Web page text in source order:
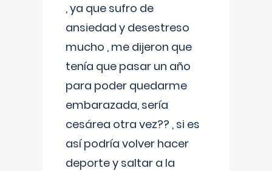
, ya que sufro de
ansiedad y desestreso
mucho , me dijeron que
tenía que pasar un año
para poder quedarme
embarazada, sería
cesárea otra vez?? , si es
así podría volver hacer
deporte y saltar a la